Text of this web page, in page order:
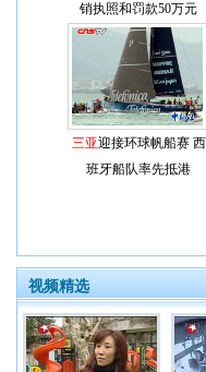
销执照和罚款50万元
三亚迎接环球帆船赛 西
班牙船队率先抵港
视频精选